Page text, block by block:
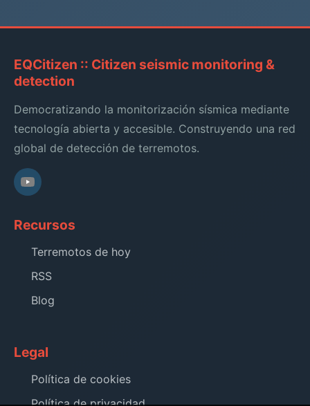
EQCitizen :: Citizen seismic monitoring &
detection
Democratizando la monitorización sísmica mediante
tecnología abierta y accesible. Construyendo una red
global de detección de terremotos.
Recursos
Terremotos de hoy
RSS
Blog
Legal
Política de cookies
Política de privacidad